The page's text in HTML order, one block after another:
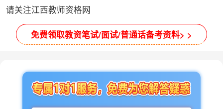
请关注江西教师资格网
免费领取教资笔试/面试/普通话备考资料> >